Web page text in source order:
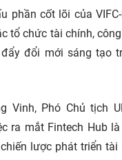
phần cốt lõi của
tổ chức tài chính,
đổi mới sáng tạo
Vinh, Phó Chủ tịch
ra mắt Fintech Hub
lược phát triển tài